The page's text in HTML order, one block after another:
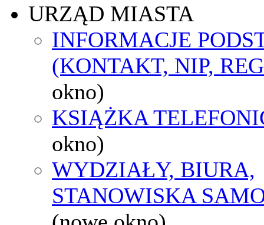
URZĄD MIASTA
INFORMACJE
(KONTAKT, NIP,
okno)
KSIĄŻKA
okno)
WYDZIAŁY, BIURA,
STANOWISKA